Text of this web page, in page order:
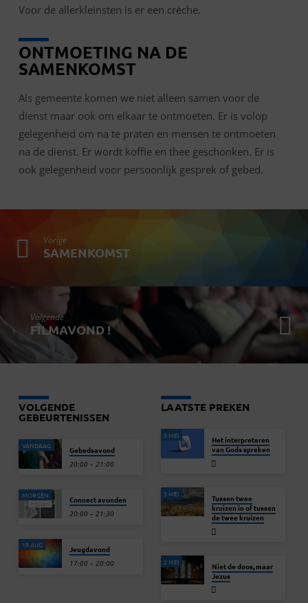
Voor de allerkleinsten is er een crèche.
ONTMOETING NA DE
SAMENKOMST
Als gemeente komen we niet alleen samen voor de
dienst maar ook om elkaar te ontmoeten. Er is volop
gelegenheid om na te praten en mensen te ontmoeten
na de dienst. Er wordt koffie en thee geschonken. Er is
ook gelegenheid voor persoonlijk gesprek of gebed.
Vorige
SAMENKOMST
Volgende
FILMAVOND !
VOLGENDE
GEBEURTENISSEN
VANDAAG Gebedsavond
20:00 – 21:00
MORGEN Connect avonden
20:00 – 21:30
19 AUG Jeugdavond
17:00 – 20:00
LAATSTE PREKEN
3 MEI
Het interpreteren
van Gods spreken
3 MEI
Tussen twee
kruizen in of tussen
de twee kruizen
2 MEI
Niet de doos, maar
Jezus